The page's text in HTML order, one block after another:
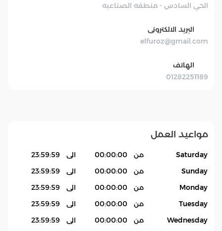
الحي السادس - منطقه الصناعيه
البريد الالكترونى
elfuroz@gmail.com
الهاتف
01282251189
مواعيد العمل
Saturday من 00:00:00 الى
23:59:59
Sunday
من 00:00:00 الى
23:59:59
Monday
من 00:00:00 الى
23:59:59
Tuesday
من 00:00:00 الى
23:59:59
Wednesday
من 00:00:00 الى
23:59:59